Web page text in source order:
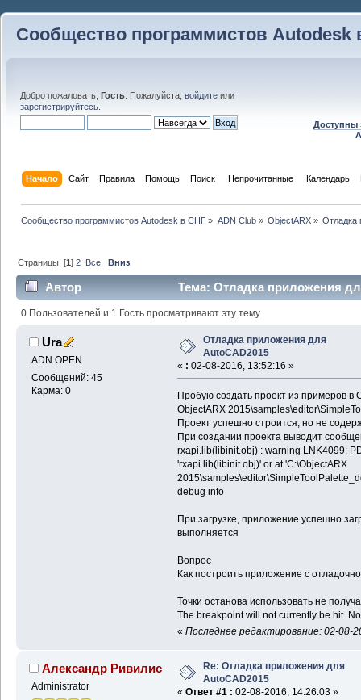
Сообщество программистов Autodesk
Добро пожаловать, Гость . Пожалуйста, войдите или
зарегистрируйтесь
Доступны
Начало Сайт Правила Помощь Поиск Непрочитанные Календарь
Сообщество программистов Autodesk в СНГ » ADN Club» ObjectARX» Отладка
Страницы: [1]2 Все Вниз
Автор Тема: Отладка приложения
0 Пользователей и 1 Гость просматривают эту тему.
Ura
ADN OPEN
Сообщений: 45
Карма: 0
Отладка приложения для
AutoCAD2015
« : 02-08-2016, 13:52:16 »
Пробую создать проект из примеров
ObjectARX
Проект успешно строится, но не
При создании проекта выводит
rxapi.lib(libinit.obj) : warning LNK4099:
'rxapi.lib(libinit.obj)' or at 'C:\ObjectARX
debug info
При загрузке, приложение успешно
выполняется
Вопрос
Как построить приложение с
Точки останова использовать не
The breakpoint will not currently be hit.
« Последнее редактирование: 02-08-
Александр Ривилис
Administrator
Re: Отладка приложения для
AutoCAD2015
« Ответ #1 : 02-08-2016, 14:26:03 »